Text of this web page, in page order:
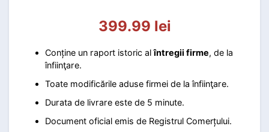
399.99 lei
Conține un raport istoric alîntregii firme, de la
înfiinţare.
Toate modificările aduse firmei de la înfiinţare.
Durata de livrare este de 5 minute.
Document oficial emis de Registrul Comerțului.